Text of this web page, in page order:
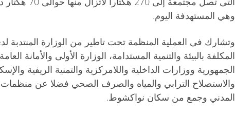
وهي المستهدفة اليوم.
وتشارك فى العملية المنظمة تحت تاطير من الوزارة المنتدبة
المكلفة بالبيئة والتنمية المستدامة، الوزارة الأولى والأمانة
الجمهورية ووزارات الداخلية واللامركزية والتمنية الريفية
والاستصلاح الترابي والمياه والصرف الصحي فضلا عن منظمات
المدني وجمع من سكان نواكشوط.